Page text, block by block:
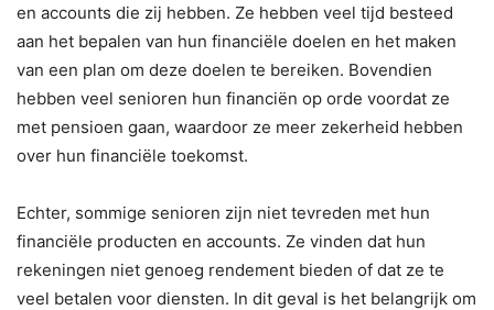
en accounts die zij hebben. Ze hebben veel tijd besteed
aan het bepalen van hun financiële doelen en het maken
van een plan om deze doelen te bereiken. Bovendien
hebben veel senioren hun financiën op orde voordat ze
met pensioen gaan, waardoor ze meer zekerheid hebben
over hun financiële toekomst.
Echter, sommige senioren zijn niet tevreden met hun
financiële producten en accounts. Ze vinden dat hun
rekeningen niet genoeg rendement bieden of dat ze te
veel betalen voor diensten. In dit geval is het belangrijk om